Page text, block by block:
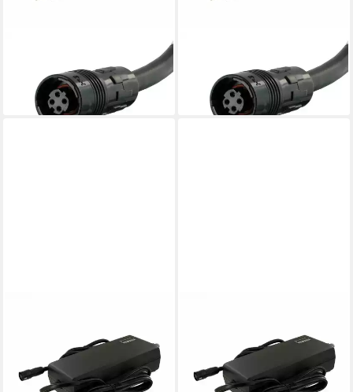
Batterie-Ladegerät
159,85 €
lieferbar - in 3-4 Werktagen bei dir
Batterie-Ladegerät
159,85 €
lieferbar - in 3-4 Werktagen bei dir